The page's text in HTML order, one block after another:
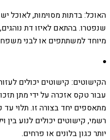
האוכל: בדתות מסוימות, לאוכל
שנפטרו. בהתאם לאיזו דת
מיוחד למשתתפים או לבני
הקישוטים: קישוטים יכולים
עבור טקס אזכרה על ידי מתן
מתאספים יחד בצורה זו. תלוי עד
רשמי, קישוטים יכולים לנוע בין
יותר כגון בלונים או פרחים.